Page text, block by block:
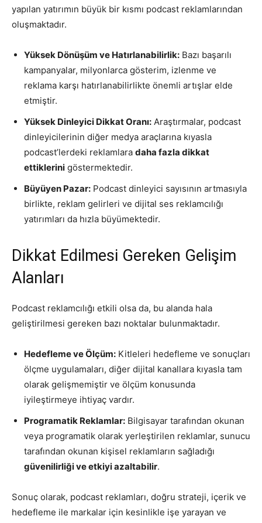
yapılan yatırımın büyük bir kısmı podcast reklamlarından
oluşmaktadır.
Yüksek Dönüşüm ve Hatırlanabilirlik: Bazı başarılı
kampanyalar, milyonlarca gösterim, izlenme ve
reklama karşı hatırlanabilirlikte önemli artışlar elde
etmiştir.
Yüksek Dinleyici Dikkat Oranı: Araştırmalar, podcast
dinleyicilerinin diğer medya araçlarına kıyasla
podcast’lerdeki reklamlara daha fazla dikkat
ettiklerini göstermektedir.
Büyüyen Pazar: Podcast dinleyici sayısının artmasıyla
birlikte, reklam gelirleri ve dijital ses reklamcılığı
yatırımları da hızla büyümektedir.
Dikkat Edilmesi Gereken Gelişim
Alanları
Podcast reklamcılığı etkili olsa da, bu alanda hala
geliştirilmesi gereken bazı noktalar bulunmaktadır.
Hedefleme ve Ölçüm: Kitleleri hedefleme ve sonuçları
ölçme uygulamaları, diğer dijital kanallara kıyasla tam
olarak gelişmemiştir ve ölçüm konusunda
iyileştirmeye ihtiyaç vardır.
Programatik Reklamlar: Bilgisayar tarafından okunan
veya programatik olarak yerleştirilen reklamlar, sunucu
tarafından okunan kişisel reklamların sağladığı
güvenilirliği ve etkiyi azaltabilir.
Sonuç olarak, podcast reklamları, doğru strateji, içerik ve
hedefleme ile markalar için kesinlikle işe yarayan ve